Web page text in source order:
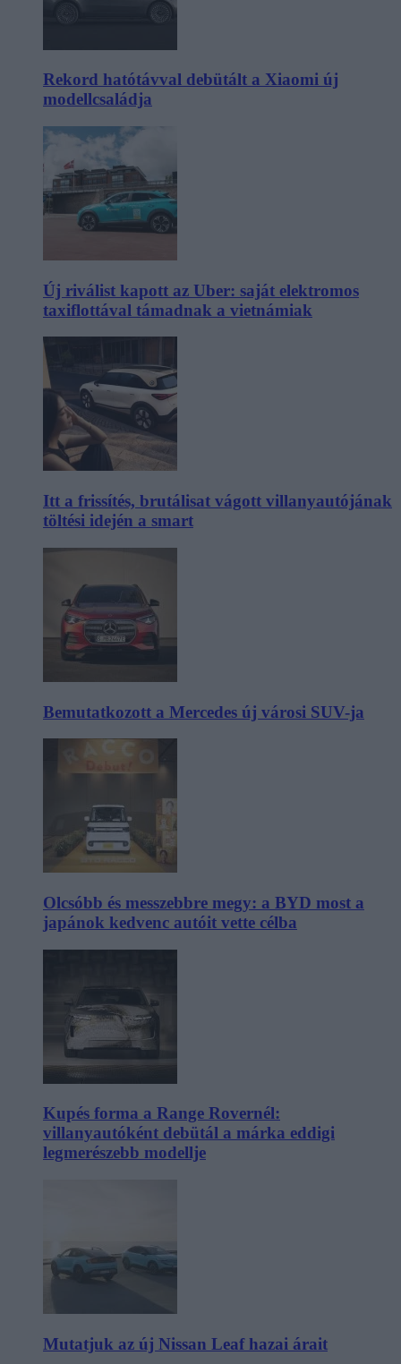
Rekord hatótávval debütált a Xiaomi új
modellcsaládja
Új riválist kapott az Uber: saját elektromos
taxiflottával támadnak a vietnámiak
Itt a frissítés, brutálisat vágott villanyautójának
töltési idején a smart
Bemutatkozott a Mercedes új városi SUV-ja
Olcsóbb és messzebbre megy: a BYD most a
japánok kedvenc autóit vette célba
Kupés forma a Range Rovernél:
villanyautóként debütál a márka eddigi
legmerészebb modellje
Mutatjuk az új Nissan Leaf hazai árait